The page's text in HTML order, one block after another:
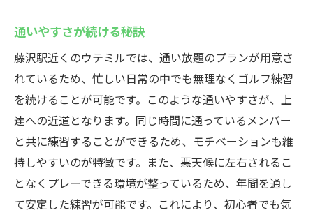
通いやすさが続ける秘訣
藤沢駅近くのウテミルでは、通い放題のプランが用意さ
れているため、忙しい日常の中でも無理なくゴルフ練習
を続けることが可能です。このような通いやすさが、上
達への近道となります。同じ時間に通っているメンバー
と共に練習することができるため、モチベーションも維
持しやすいのが特徴です。また、悪天候に左右されるこ
となくプレーできる環境が整っているため、年間を通し
て安定した練習が可能です。これにより、初心者でも気